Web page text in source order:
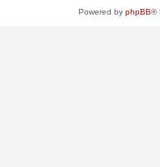
Powered by phpBB®